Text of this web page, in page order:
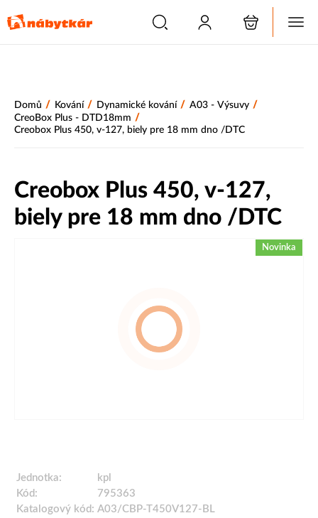
Domů / Kování / Dynamické kování / A03 - Výsuvy /
CreoBox Plus - DTD18mm /
Creobox Plus 450, v-127, biely pre 18 mm dno /DTC
Creobox Plus 450, v-127,
biely pre 18 mm dno /DTC
Novinka
Jednotka:
kpl
Kód:
795363
Katalogový kód: A03/CBP-T450V127-BL